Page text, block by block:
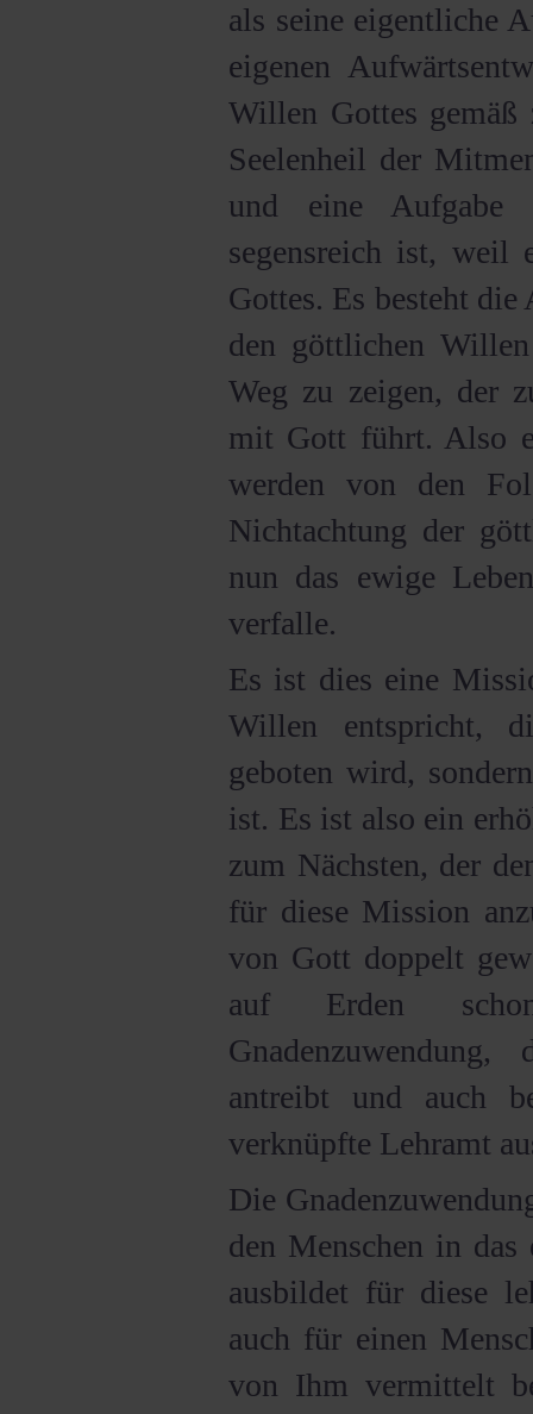
als seine eigentliche
eigenen
Willen Gottes gemäß
Seelenheil der
und eine Aufgabe
segensreich ist, weil
Gottes. Es besteht
den göttlichen
Weg zu zeigen, der
mit Gott führt. Also
werden von den
Nichtachtung der
nun das ewige
verfalle.
Es ist dies eine
Willen entspricht,
geboten wird,
ist. Es ist also ein
zum Nächsten, der
für diese Mission
von Gott doppelt
auf Erden
antreibt und auch
verknüpfte Lehramt
Die
den Menschen in
ausbildet für diese
auch für einen
von Ihm vermittelt